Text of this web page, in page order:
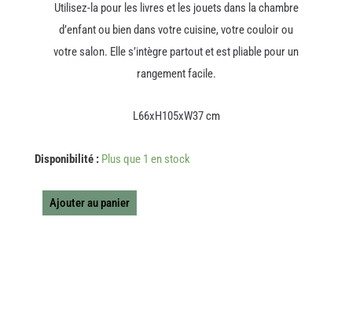
Utilisez-la pour les livres et les jouets dans la chambre
d’enfant ou bien dans votre cuisine, votre couloir ou
votre salon. Elle s’intègre partout et est pliable pour un
rangement facile.
L66xH105xW37 cm
Disponibilité : Plus que 1 en stock
quantité
ZEP
BAMBOU
Ajouter au panier